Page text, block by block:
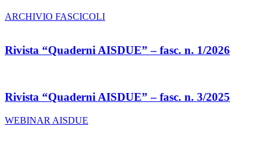
ARCHIVIO FASCICOLI
Rivista “Quaderni AISDUE” – fasc. n. 1/2026
Rivista “Quaderni AISDUE” – fasc. n. 3/2025
WEBINAR AISDUE